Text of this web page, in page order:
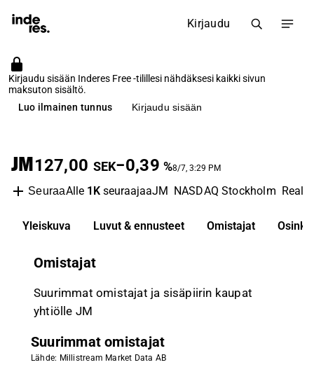
Kirjaudu
Kirjaudu sisään Inderes Free -tilillesi nähdäksesi kaikki sivun
maksuton sisältö.
Luo ilmainen tunnus
Kirjaudu sisään
JM127,00 SEK−0,39 %8/7, 3:29 PM
SeuraaAlle 1KseuraajaaJM NASDAQ Stockholm Real
Yleiskuva Luvut & ennusteet Omistajat Osinko
Omistajat
Suurimmat omistajat ja sisäpiirin kaupat
yhtiölle JM
Suurimmat omistajat
Lähde: Millistream Market Data AB